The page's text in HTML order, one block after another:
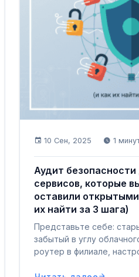
10 Сен, 2025 1
Аудит безопасности
сервисов, которые
оставили
их найти за 3 шага)
Представьте себе:
забытый в углу
роутер в филиале,